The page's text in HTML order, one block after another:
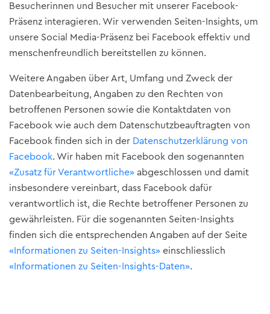
Besucherinnen und Besucher mit unserer Facebook-
Präsenz interagieren. Wir verwenden Seiten-Insights, um
unsere Social Media-Präsenz bei Facebook effektiv und
menschenfreundlich bereitstellen zu können.
Weitere Angaben über Art, Umfang und Zweck der
Datenbearbeitung, Angaben zu den Rechten von
betroffenen Personen sowie die Kontaktdaten von
Facebook wie auch dem Datenschutzbeauftragten von
Facebook finden sich in der Datenschutzerklärung von
Facebook. Wir haben mit Facebook den sogenannten
«Zusatz für Verantwortliche» abgeschlossen und damit
insbesondere vereinbart, dass Facebook dafür
verantwortlich ist, die Rechte betroffener Personen zu
gewährleisten. Für die sogenannten Seiten-Insights
finden sich die entsprechenden Angaben auf der Seite
«Informationen zu Seiten-Insights» einschliesslich
«Informationen zu Seiten-Insights-Daten».